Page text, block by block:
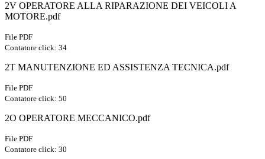
2V OPERATORE ALLA RIPARAZIONE DEI VEICOLI A
MOTORE.pdf
File PDF
Contatore click: 34
2T MANUTENZIONE ED ASSISTENZA TECNICA.pdf
File PDF
Contatore click: 50
2O OPERATORE MECCANICO.pdf
File PDF
Contatore click: 30